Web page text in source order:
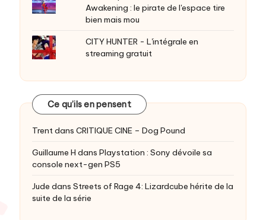
Awakening : le pirate de l'espace tire
bien mais mou
CITY HUNTER - L'intégrale en
streaming gratuit
Ce qu’ils en pensent
Trentdans CRITIQUE CINE – Dog Pound
Guillaume H dans Playstation : Sony dévoile sa
console next-gen PS5
Jude dans Streets of Rage 4: Lizardcube hérite de la
suite de la série